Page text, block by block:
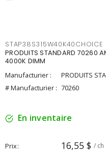
STAP38S315W40K40CHOICE
PRODUITS STANDARD 70260
4000K DIMM
Manufacturier :
PRODUITS
# Manufacturier : 70260
En inventaire
Prix 16,55 $ / ch